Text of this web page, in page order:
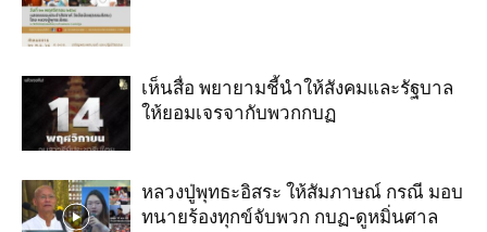
เห็นสื่อ พยายามชี้นำให้สังคมและรัฐบาล
ให้ยอมเจรจากับพวกกบฏ
หลวงปู่พุทธะอิสระ ให้สัมภาษณ์ กรณี มอบ
ทนายร้องทุกข์จับพวก กบฏ-ดูหมิ่นศาล